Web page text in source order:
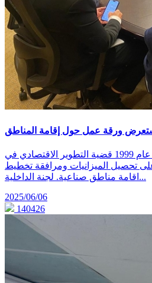
يرافق مركز مساواة منذ عام 1999 قضية التطوير الاقتصادي في
على تحصيل الميزانيات ومرافقة تخطيط
اقامة مناطق صناعية. لجنة الداخلية...
2025/06/06
140426